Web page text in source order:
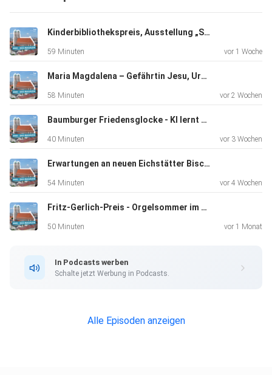
Kinderbibliothekspreis, Ausstellung „Seelentrost“, Pilgern auf dem Franziskusweg
59 Minuten vor 1 Woche
Maria Magdalena – Gefährtin Jesu, Ursulinenkloster rundum erneuert, 50. Todestag Kardinal Döpfners
58 Minuten vor 2 Wochen
Baumburger Friedensglocke - KI lernt Bairisch
40 Minuten vor 3 Wochen
Erwartungen an neuen Eichstätter Bischof
54 Minuten vor 4 Wochen
Fritz-Gerlich-Preis - Orgelsommer im Münchner Dom
50 Minuten vor 1 Monat
In Podcasts werben
Schalte jetzt Werbung in Podcasts.
Alle Episoden anzeigen